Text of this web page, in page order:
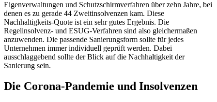
Eigenverwaltungen und Schutzschirmverfahren über zehn Jahre, bei
denen es zu gerade 44 Zweitinsolvenzen kam. Diese
Nachhaltigkeits-Quote ist ein sehr gutes Ergebnis. Die
Regelinsolvenz- und ESUG-Verfahren sind also gleichermaßen
anzuwenden. Die passende Sanierungsform sollte für jedes
Unternehmen immer individuell geprüft werden. Dabei
ausschlaggebend sollte der Blick auf die Nachhaltigkeit der
Sanierung sein.
Die Corona-Pandemie und Insolvenzen